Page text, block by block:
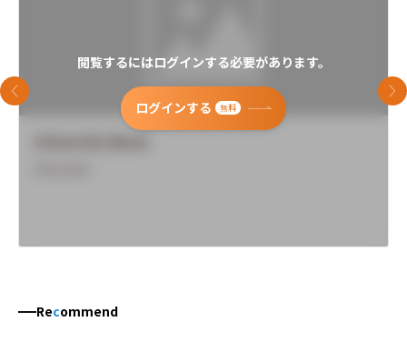
閲覧するにはログインする必要があります。
ログインする 無料
前のスライド 次
Recommend